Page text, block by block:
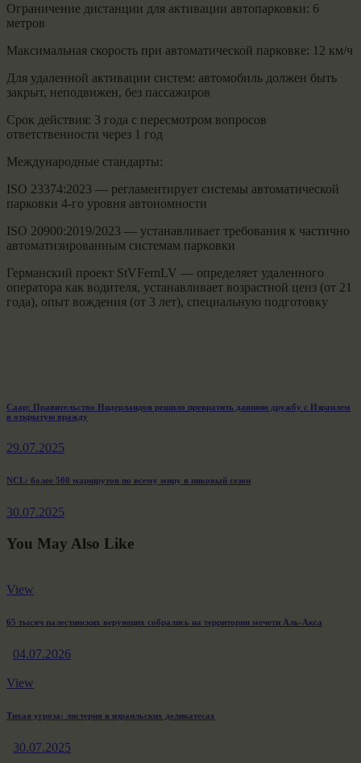
Ограничение дистанции для активации автопарковки: 6
метров
Максимальная скорость при автоматической парковке: 12 км/ч
Для удаленной активации систем: автомобиль должен быть
закрыт, неподвижен, без пассажиров
Срок действия: 3 года с пересмотром вопросов
ответственности через 1 год
Международные стандарты:
ISO 23374:2023 — регламентирует системы автоматической
парковки 4-го уровня автономности
ISO 20900:2019/2023 — устанавливает требования к частично
автоматизированным системам парковки
Германский проект StVFernLV — определяет удаленного
оператора как водителя, устанавливает возрастной ценз (от 21
года), опыт вождения (от 3 лет), специальную подготовку
Навигация
записям
Previous
post:
Саар: Правительство Нидерландов решило превратить давнюю дружбу с Израилем
в открытую вражду
29.07.2025
Next
NCL: более 500 маршрутов по всему миру в пиковый сезон
30.07.2025
You May Also Like
View
65 тысяч палестинских верующих собрались на территории мечети Аль-Акса
04.07.2026
View
Тихая угроза: листерия в израильских деликатесах
30.07.2025